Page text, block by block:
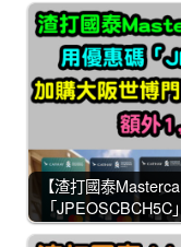
【渣打國泰
「